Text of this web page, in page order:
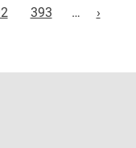
393 … ›